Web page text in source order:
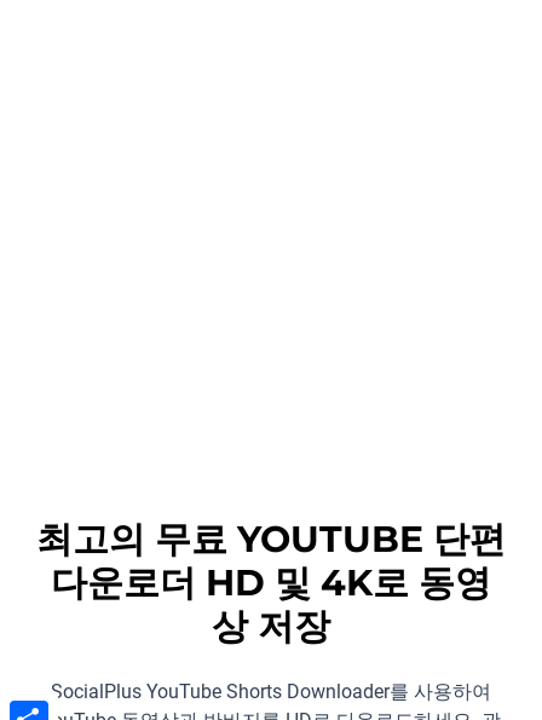
최고의 무료 YOUTUBE 단편
다운로더 HD 및 4K로 동영
상 저장
SocialPlus YouTube Shorts Downloader를 사용하여